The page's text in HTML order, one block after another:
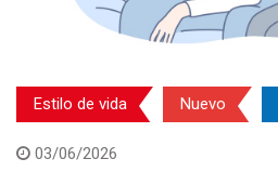
Estilo de vida Nuevo
03/06/2026